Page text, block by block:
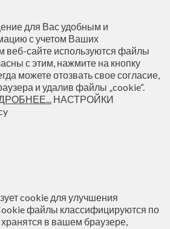
для Вас удобным и
с учетом Ваших
веб-сайте используются файлы
с этим, нажмите на кнопку
можете отозвать свое согласие,
и удалив файлы „cookie“.
НАСТРОЙКИ
cookie для улучшения
файлы классифицируются по
в вашем браузере,